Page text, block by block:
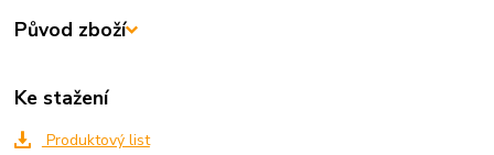
Původ zboží
Ke stažení
Produktový list